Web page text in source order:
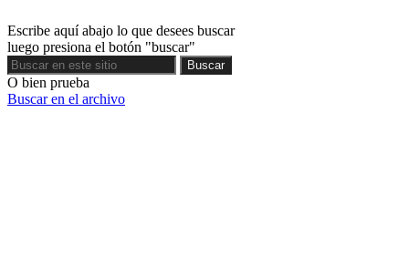
Escribe aquí abajo lo que desees buscar
luego presiona el botón "buscar"
Buscar
Buscar
O bien prueba
Buscar en el archivo